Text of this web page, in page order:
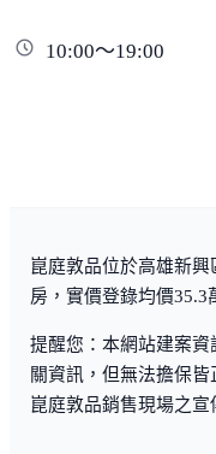
10:00～19:00
崑庭敦品位於高雄新
房，實價登錄均價35.3
提醒您：本網站建案
關資訊，但無法擔保
崑庭敦品銷售現場之宣